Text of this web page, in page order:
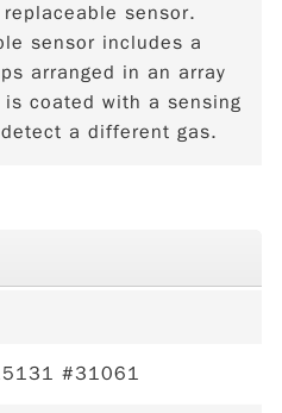
sensor.
sensor includes a
arranged in an array
coated with a sensing
a different gas.
#31061